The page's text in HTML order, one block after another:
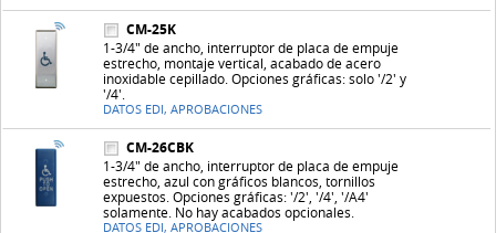
CM-25K
1-3/4" de ancho, interruptor de placa de empuje
estrecho, montaje vertical, acabado de acero
inoxidable cepillado. Opciones gráficas: solo '/2' y
'/4'.
DATOS EDI, APROBACIONES
CM-26CBK
1-3/4" de ancho, interruptor de placa de empuje
estrecho, azul con gráficos blancos, tornillos
expuestos. Opciones gráficas: '/2', '/4', '/A4'
solamente. No hay acabados opcionales.
DATOS EDI, APROBACIONES